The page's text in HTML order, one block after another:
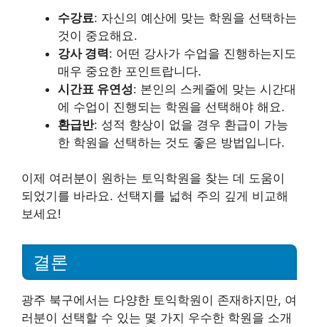
수강료: 자신의 예산에 맞는 학원을 선택하는
것이 중요해요.
강사 경력: 어떤 강사가 수업을 진행하는지도
매우 중요한 포인트랍니다.
시간표 유연성: 본인의 스케줄에 맞는 시간대
에 수업이 진행되는 학원을 선택해야 해요.
환급반: 성적 향상이 없을 경우 환급이 가능
한 학원을 선택하는 것도 좋은 방법입니다.
이제 여러분이 원하는 토익학원을 찾는 데 도움이
되었기를 바라요. 선택지를 넓혀 주의 깊게 비교해
보세요!
결론
광주 북구에서는 다양한 토익학원이 존재하지만, 여
러분이 선택할 수 있는 몇 가지 우수한 학원을 소개